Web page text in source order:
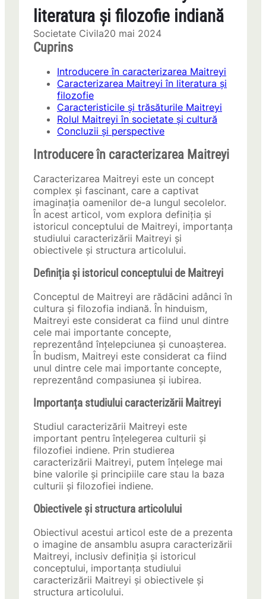
literatura și filozofie indiană
Societate Civila20 mai 2024
Cuprins
Introducere în caracterizarea Maitreyi
Caracterizarea Maitreyi în literatura și
filozofie
Caracteristicile și trăsăturile Maitreyi
Rolul Maitreyi în societate și cultură
Concluzii și perspective
Introducere în caracterizarea Maitreyi
Caracterizarea Maitreyi este un concept
complex și fascinant, care a captivat
imaginația oamenilor de-a lungul secolelor.
În acest articol, vom explora definiția și
istoricul conceptului de Maitreyi, importanța
studiului caracterizării Maitreyi și
obiectivele și structura articolului.
Definiția și istoricul conceptului de Maitreyi
Conceptul de Maitreyi are rădăcini adânci în
cultura și filozofia indiană. În hinduism,
Maitreyi este considerat ca fiind unul dintre
cele mai importante concepte,
reprezentând înțelepciunea și cunoașterea.
În budism, Maitreyi este considerat ca fiind
unul dintre cele mai importante concepte,
reprezentând compasiunea și iubirea.
Importanța studiului caracterizării Maitreyi
Studiul caracterizării Maitreyi este
important pentru înțelegerea culturii și
filozofiei indiene. Prin studierea
caracterizării Maitreyi, putem înțelege mai
bine valorile și principiile care stau la baza
culturii și filozofiei indiene.
Obiectivele și structura articolului
Obiectivul acestui articol este de a prezenta
o imagine de ansamblu asupra caracterizării
Maitreyi, inclusiv definiția și istoricul
conceptului, importanța studiului
caracterizării Maitreyi și obiectivele și
structura articolului.